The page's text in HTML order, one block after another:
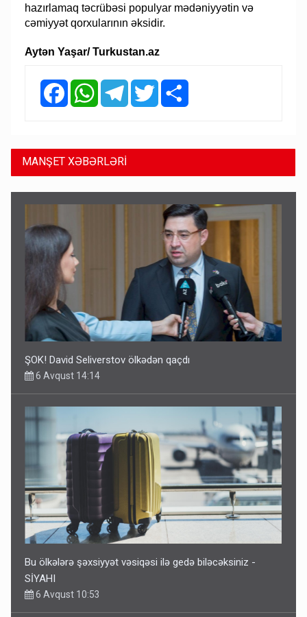
hazırlamaq təcrübəsi populyar mədəniyyətin və
cəmiyyət qorxularının əksidir.
Aytən Yaşar/ Turkustan.az
FacebookWhatsAppTelegramTwitter
MANŞET XƏBƏRLƏRİ
ŞOK! David Seliverstov ölkədən qaçdı
6 Avqust 14:14
Bu ölkələrə şəxsiyyət vəsiqəsi ilə gedə biləcəksiniz -
SİYAHI
6 Avqust 10:53